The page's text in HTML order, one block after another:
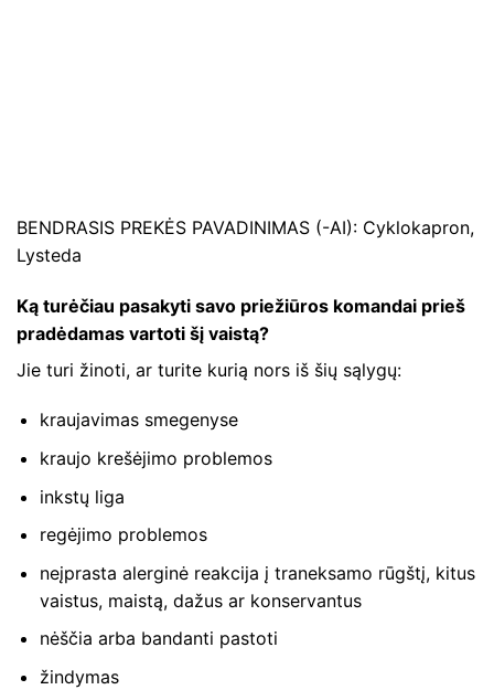
BENDRASIS PREKĖS PAVADINIMAS (-AI): Cyklokapron,
Lysteda
Ką turėčiau pasakyti savo priežiūros komandai prieš
pradėdamas vartoti šį vaistą?
Jie turi žinoti, ar turite kurią nors iš šių sąlygų:
kraujavimas smegenyse
kraujo krešėjimo problemos
inkstų liga
regėjimo problemos
neįprasta alerginė reakcija į traneksamo rūgštį, kitus
vaistus, maistą, dažus ar konservantus
nėščia arba bandanti pastoti
žindymas